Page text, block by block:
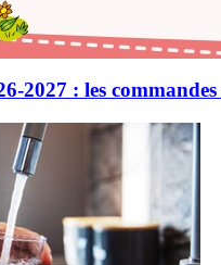
2027 : les